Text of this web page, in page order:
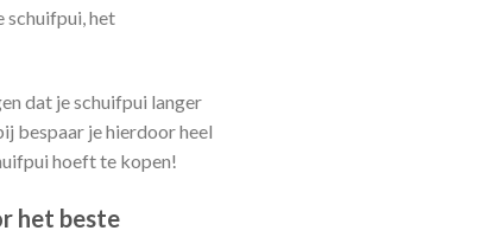
schuifpui, het
dat je schuifpui langer
bespaar je hierdoor heel
hoeft te kopen!
het beste